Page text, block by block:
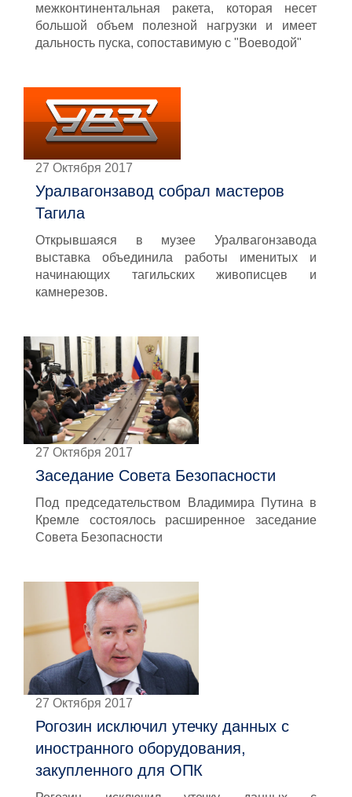
межконтинентальная ракета, которая несет
большой объем полезной нагрузки и имеет
дальность пуска, сопоставимую с "Воеводой"
27 Октября 2017
Уралвагонзавод собрал мастеров
Тагила
Открывшаяся в музее Уралвагонзавода
выставка объединила работы именитых и
начинающих тагильских живописцев и
камнерезов.
27 Октября 2017
Заседание Совета Безопасности
Под председательством Владимира Путина в
Кремле состоялось расширенное заседание
Совета Безопасности
27 Октября 2017
Рогозин исключил утечку данных с
иностранного оборудования,
закупленного для ОПК